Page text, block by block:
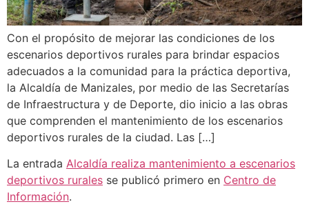
Con el propósito de mejorar las condiciones de los
escenarios deportivos rurales para brindar espacios
adecuados a la comunidad para la práctica deportiva,
la Alcaldía de Manizales, por medio de las Secretarías
de Infraestructura y de Deporte, dio inicio a las obras
que comprenden el mantenimiento de los escenarios
deportivos rurales de la ciudad. Las […]
La entrada Alcaldía realiza mantenimiento a escenarios
deportivos rurales se publicó primero en Centro de
Información.